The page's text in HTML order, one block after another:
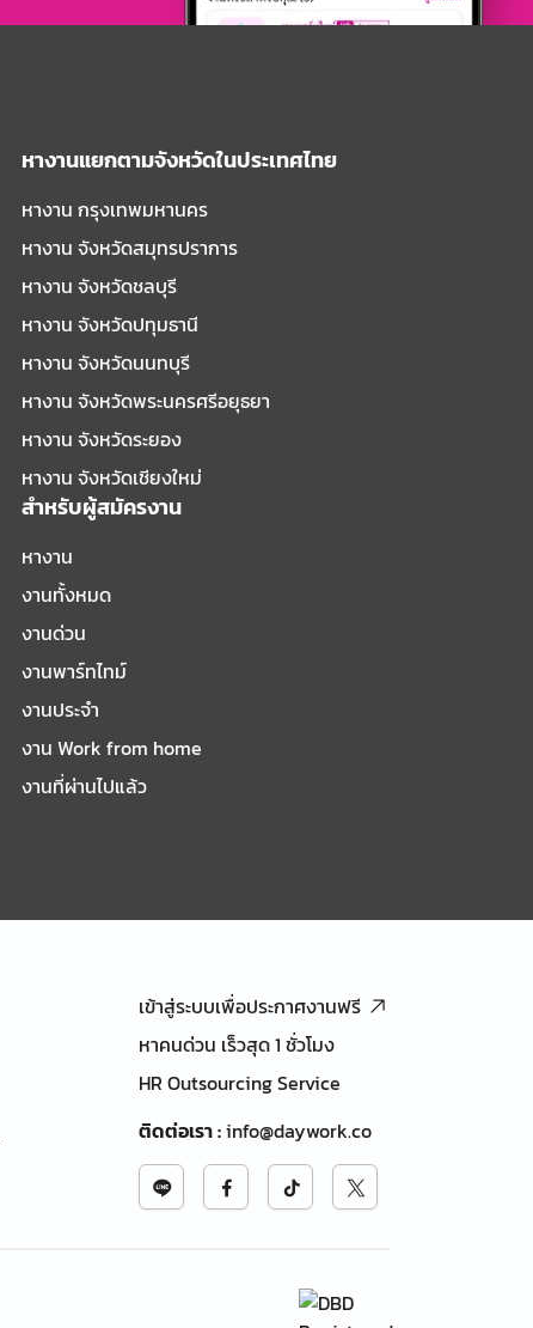
หางานแยกตามจังหวัดในประเทศไทย
หางาน กรุงเทพมหานคร
หางาน จังหวัดสมุทรปราการ
หางาน จังหวัดชลบุรี
หางาน จังหวัดปทุมธานี
หางาน จังหวัดนนทบุรี
หางาน จังหวัดพระนครศรีอยุธยา
หางาน จังหวัดระยอง
หางาน จังหวัดเชียงใหม่
สำหรับผู้สมัครงาน
หางาน
งานทั้งหมด
งานด่วน
งานพาร์ทไทม์
งานประจำ
งาน Work from home
งานที่ผ่านไปแล้ว
เข้าสู่ระบบเพื่อประกาศงานฟรี
หาคนด่วน เร็วสุด 1 ชั่วโมง
HR Outsourcing Service
ติดต่อเรา:info@daywork.co